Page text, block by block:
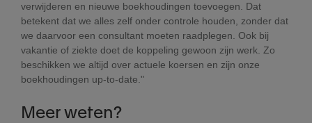
verwijderen en nieuwe boekhoudingen toevoegen. Dat
betekent dat we alles zelf onder controle houden, zonder dat
we daarvoor een consultant moeten raadplegen. Ook bij
vakantie of ziekte doet de koppeling gewoon zijn werk. Zo
beschikken we altijd over actuele koersen en zijn onze
boekhoudingen up-to-date."
Meer weten?